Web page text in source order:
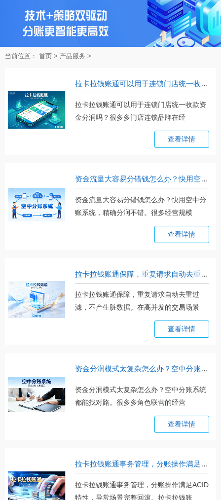
当前位置： 首页 > 产品服务 >
拉卡拉钱账通可以用于连锁门店统一收款资金分润吗？
拉卡拉钱账通可以用于连锁门店统一收款资
金分润吗？很多多门店连锁品牌在经
查看详情
资金流量大容易分错钱怎么办？快用空中分账系统，精确分润不错
资金流量大容易分错钱怎么办？快用空中分
账系统，精确分润不错。很多经营规模
查看详情
拉卡拉钱账通保障，重复请求自动去重过滤，不产生脏数据
拉卡拉钱账通保障，重复请求自动去重过
滤，不产生脏数据。在高并发的交易场景
查看详情
资金分润模式太复杂怎么办？空中分账系统都能找对路
资金分润模式太复杂怎么办？空中分账系统
都能找对路。很多多角色联营的经营
查看详情
拉卡拉钱账通事务管理，分账操作满足ACID特性，异常场景完整回滚
拉卡拉钱账通事务管理，分账操作满足ACID
特性，异常场景完整回滚。拉卡拉钱账